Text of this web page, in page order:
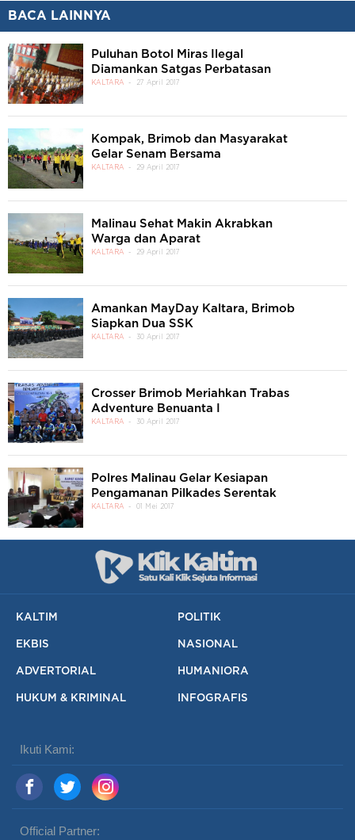
BACA LAINNYA
Puluhan Botol Miras Ilegal
Diamankan Satgas Perbatasan
KALTARA 27 April 2017
Kompak, Brimob dan Masyarakat
Gelar Senam Bersama
KALTARA 29 April 2017
Malinau Sehat Makin Akrabkan
Warga dan Aparat
KALTARA 29 April 2017
Amankan MayDay Kaltara, Brimob
Siapkan Dua SSK
KALTARA 30 April 2017
Crosser Brimob Meriahkan Trabas
Adventure Benuanta I
KALTARA 30 April 2017
Polres Malinau Gelar Kesiapan
Pengamanan Pilkades Serentak
KALTARA 01 Mei 2017
KALTIM POLITIK
EKBIS NASIONAL
ADVERTORIAL HUMANIORA
HUKUM & KRIMINAL INFOGRAFIS
Ikuti Kami:
Official Partner: